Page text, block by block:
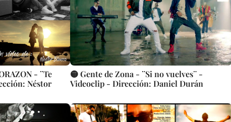
- ¨Te
Néstor
🟡 Gente de Zona - ¨Si no vuelves¨ -
Videoclip - Dirección: Daniel Durán